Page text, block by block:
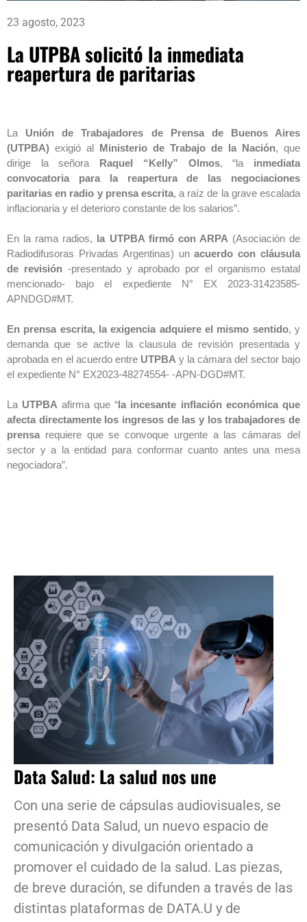
23 agosto, 2023
La UTPBA solicitó la inmediata
reapertura de paritarias
La Unión de Trabajadores de Prensa de Buenos Aires
(UTPBA) exigió al Ministerio de Trabajo de la Nación, que
dirige la señora
Raquel “Kelly” Olmos, “lainmediata
convocatoria para la reapertura de las negociaciones
paritarias en radio y prensa escrita, a raíz de la grave escalada
inflacionaria y el deterioro constante de los salarios”.
En la rama radios, la UTPBA firmó con ARPA(Asociación de
Radiodifusoras Privadas Argentinas) unacuerdo con cláusula
de revisión -presentado y aprobado por el organismo estatal
mencionado- bajo el expediente N° EX 2023-31423585-
APNDGD#MT.
En prensa escrita, la exigencia adquiere el mismo sentido, y
demanda que se active la clausula de revisión presentada y
aprobada en el acuerdo entre UTPBA y la cámara del sector bajo
el expediente N° EX2023-48274554- -APN-DGD#MT.
La UTPBA afirma que “ la incesante inflación económica que
afecta directamente los ingresos de las y los trabajadores de
prensa requiere que se convoque urgente a las cámaras del
sector y a la entidad para conformar cuanto antes una mesa
negociadora”.
Data Salud: La salud nos une
Con una serie de cápsulas audiovisuales, se
presentó Data Salud, un nuevo espacio de
comunicación y divulgación orientado a
promover el cuidado de la salud. Las piezas,
de breve duración, se difunden a través de las
distintas plataformas de DATA.U y de